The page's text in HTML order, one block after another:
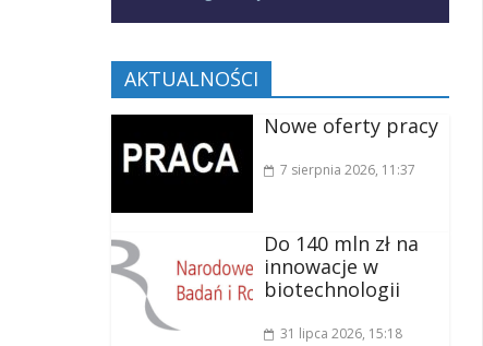
AKTUALNOŚCI
Nowe oferty pracy
7 sierpnia 2026, 11:37
Do 140 mln zł na
innowacje w
biotechnologii
31 lipca 2026, 15:18